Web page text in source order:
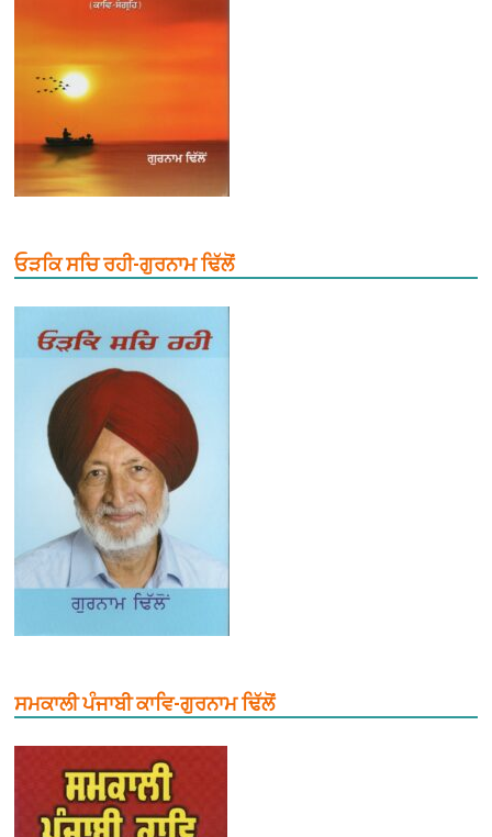
ਓੜਕਿ ਸਚਿ ਰਹੀ-ਗੁਰਨਾਮ ਢਿੱਲੋਂ
ਸਮਕਾਲੀ ਪੰਜਾਬੀ ਕਾਵਿ-ਗੁਰਨਾਮ ਢਿੱਲੋਂ